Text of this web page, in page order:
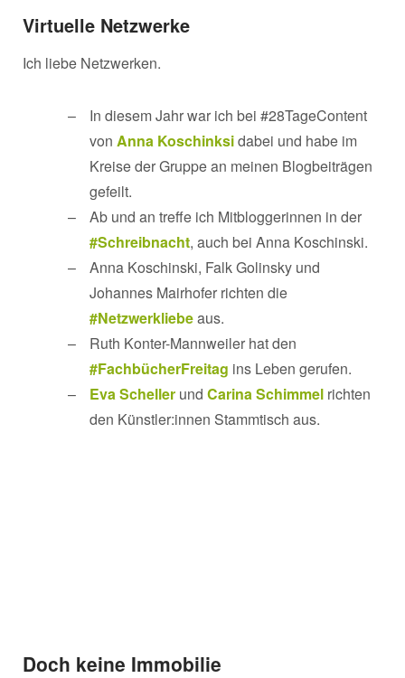
Virtuelle Netzwerke
Ich liebe Netzwerken.
In diesem Jahr war ich bei #28TageContent
von Anna Koschinksidabei und habe im
Kreise der Gruppe an meinen Blogbeiträgen
gefeilt.
Ab und an treffe ich Mitbloggerinnen in der
#Schreibnacht, auch bei Anna Koschinski.
Anna Koschinski, Falk Golinsky und
Johannes Mairhofer richten die
#Netzwerkliebeaus.
Ruth Konter-Mannweiler hat den
#FachbücherFreitag ins Leben gerufen.
Eva Scheller und Carina Schimmel richten
den Künstler:innen Stammtisch aus.
Doch keine Immobilie